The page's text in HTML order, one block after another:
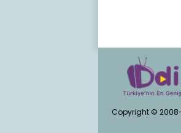
Copyright ©